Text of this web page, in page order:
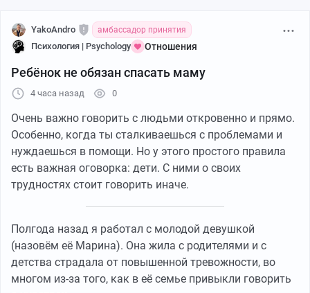
YakoAndro амбассадор принятия
Психология | Psychology Отношения
Ребёнок не обязан спасать маму
4 часа назад 0
Очень важно говорить с людьми откровенно и прямо.
Особенно, когда ты сталкиваешься с проблемами и
нуждаешься в помощи. Но у этого простого правила
есть важная оговорка: дети. С ними о своих
трудностях стоит говорить иначе.
Полгода назад я работал с молодой девушкой
(назовём её Марина). Она жила с родителями и с
детства страдала от повышенной тревожности, во
многом из-за того, как в её семье привыкли говорить